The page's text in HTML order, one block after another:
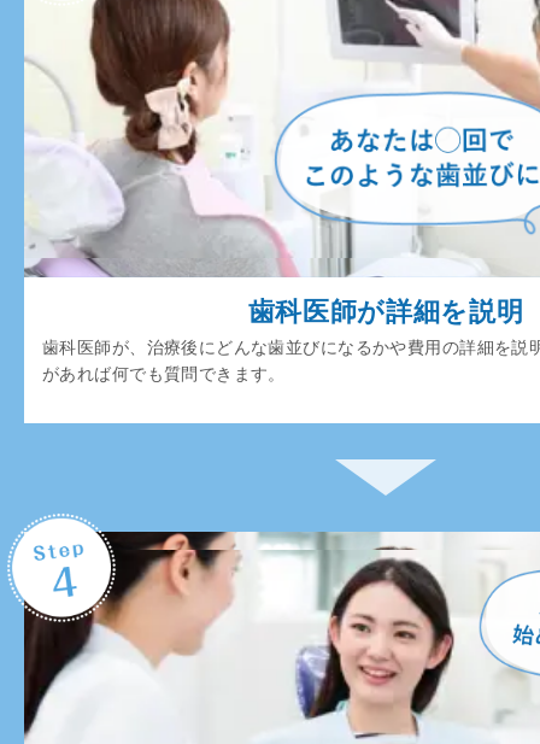
歯科医師が詳細を説明
歯科医師が、治療後にどんな歯並びになるかや費用の詳細を説
があれば何でも質問できます。